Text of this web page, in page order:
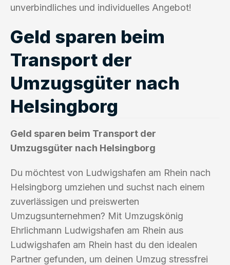
unverbindliches und individuelles Angebot!
Geld sparen beim
Transport der
Umzugsgüter nach
Helsingborg
Geld sparen beim Transport der
Umzugsgüter nach Helsingborg
Du möchtest von Ludwigshafen am Rhein nach
Helsingborg umziehen und suchst nach einem
zuverlässigen und preiswerten
Umzugsunternehmen? Mit Umzugskönig
Ehrlichmann Ludwigshafen am Rhein aus
Ludwigshafen am Rhein hast du den idealen
Partner gefunden, um deinen Umzug stressfrei